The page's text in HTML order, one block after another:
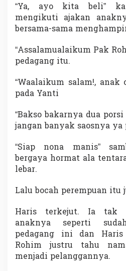
“Ya, ayo kita beli”
mengikuti ajakan
bersama-sama
“Assalamualaikum Pak
pedagang itu.
“Waalaikum salam!,
pada Yanti
“Bakso bakarnya dua
jangan banyak saosnya ya
“Siap nona manis”
bergaya hormat ala
lebar.
Lalu bocah perempuan
Haris terkejut. Ia tak
anaknya seperti
pedagang ini dan
Rohim justru tahu
menjadi pelanggannya.